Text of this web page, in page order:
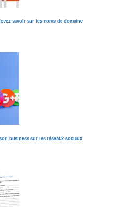
savoir sur les noms de domaine
business sur les réseaux sociaux